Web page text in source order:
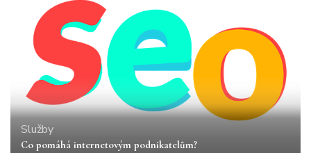
Služby
Co pomáhá internetovým podnikatelům?